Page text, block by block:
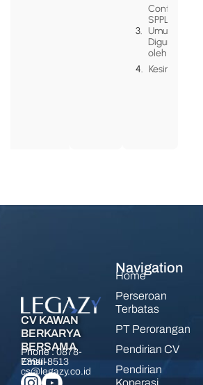
Contoh
SPPL yang
Umum
Digunakan
oleh UMK
Kesimpulan
CV KAWAN
BERKARYA
BERSAMA
Phone :0878-
7394-8513
Email :
cs@legazy.co.id
Navigation
Home
Perseroan
Terbatas
PT Perorangan
Pendirian CV
Pendirian